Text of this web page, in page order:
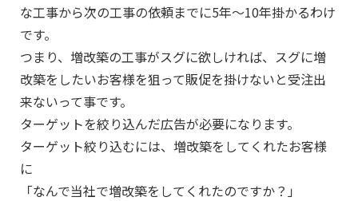
な工事から次の工事の依頼までに5年～10年掛かるわけ
です。
つまり、増改築の工事がスグに欲しければ、スグに増
改築をしたいお客様を狙って販促を掛けないと受注出
来ないって事です。
ターゲットを絞り込んだ広告が必要になります。
ターゲット絞り込むには、増改築をしてくれたお客様
に
「なんで当社で増改築をしてくれたのですか？」